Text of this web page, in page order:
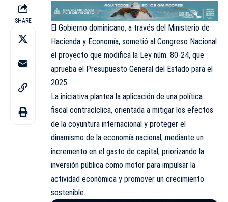
SHARE
El Gobierno dominicano, a través del Ministerio de
Hacienda y Economía, sometió al Congreso Nacional
el proyecto que modifica la Ley núm. 80-24, que
aprueba el Presupuesto General del Estado para el
2025.
La iniciativa plantea la aplicación de una política
fiscal contracíclica, orientada a mitigar los efectos
de la coyuntura internacional y proteger el
dinamismo de la economía nacional, mediante un
incremento en el gasto de capital, priorizando la
inversión pública como motor para impulsar la
actividad económica y promover un crecimiento
sostenible.